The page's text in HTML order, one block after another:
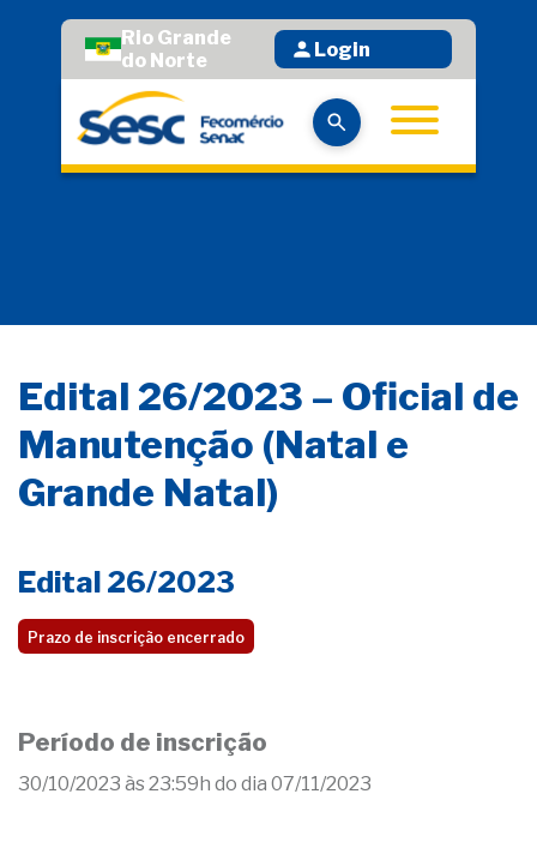
Rio Grande
do Norte
Login
Edital 26/2023 – Oficial de
Manutenção (Natal e
Grande Natal)
Edital 26/2023
Prazo de inscrição encerrado
Período de inscrição
30/10/2023 às 23:59h do dia 07/11/2023